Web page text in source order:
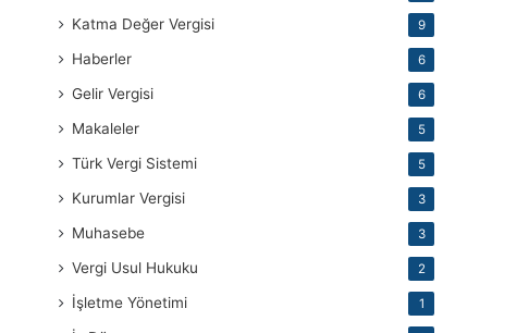
Katma Değer Vergisi 9
Haberler 6
Gelir Vergisi 6
Makaleler 5
Türk Vergi Sistemi 5
Kurumlar Vergisi 3
Muhasebe 3
Vergi Usul Hukuku 2
İşletme Yönetimi 1